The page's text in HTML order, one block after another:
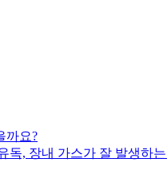
까요?
, 장내 가스가 잘 발생하